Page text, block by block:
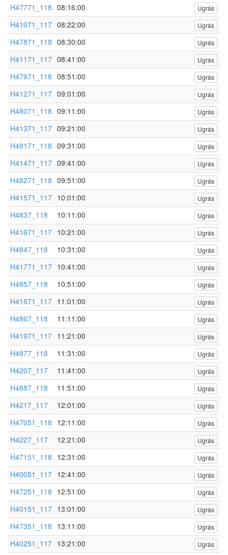
H47771_118 08:16:00 Ugrás
H41071_117 08:22:00 Ugrás
H47871_118 08:30:00 Ugrás
H41171_117 08:41:00 Ugrás
H47971_118 08:51:00 Ugrás
H41271_117 09:01:00 Ugrás
H48071_118 09:11:00 Ugrás
H41371_117 09:21:00 Ugrás
H48171_118 09:31:00 Ugrás
H41471_117 09:41:00 Ugrás
H48271_118 09:51:00 Ugrás
H41571_117 10:01:00 Ugrás
H4837_118 10:11:00 Ugrás
H41671_117 10:21:00 Ugrás
H4847_118 10:31:00 Ugrás
H41771_117 10:41:00 Ugrás
H4857_118 10:51:00 Ugrás
H41871_117 11:01:00 Ugrás
H4867_118 11:11:00 Ugrás
H41971_117 11:21:00 Ugrás
H4877_118 11:31:00 Ugrás
H4207_117 11:41:00 Ugrás
H4887_118 11:51:00 Ugrás
H4217_117 12:01:00 Ugrás
H47051_118 12:11:00 Ugrás
H4227_117 12:21:00 Ugrás
H47151_118 12:31:00 Ugrás
H40051_117 12:41:00 Ugrás
H47251_118 12:51:00 Ugrás
H40151_117 13:01:00 Ugrás
H47351_118 13:11:00 Ugrás
H40251_117 13:21:00 Ugrás